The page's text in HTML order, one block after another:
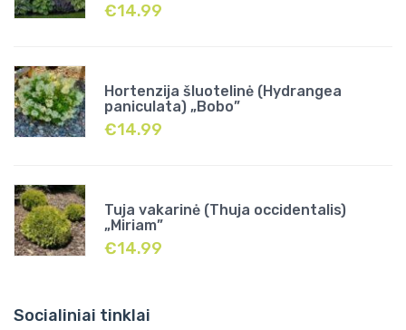
€14.99
Hortenzija šluotelinė (Hydrangea
paniculata) „Bobo”
€14.99
Tuja vakarinė (Thuja occidentalis)
„Miriam”
€14.99
Socialiniai tinklai